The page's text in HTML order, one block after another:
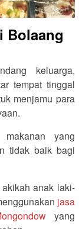
Bolaang
keluarga,
tempat tinggal
menjamu para
yang
tidak baik bagi
anak laki-
jasa
yang